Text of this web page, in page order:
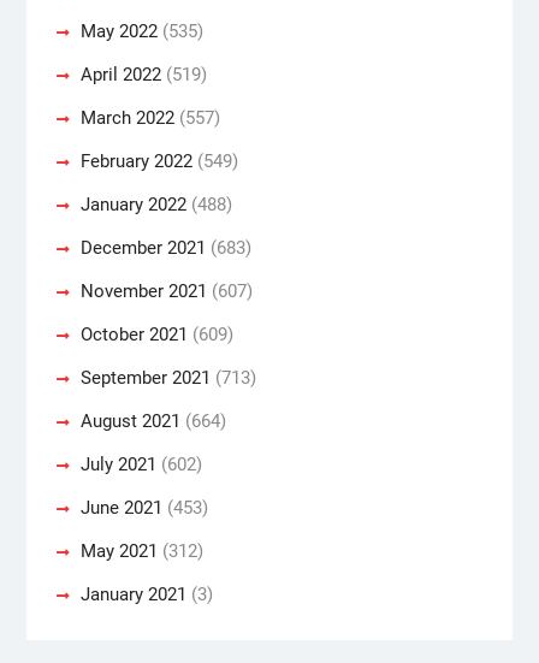
May 2022(535)
April 2022(519)
March 2022(557)
February 2022(549)
January 2022(488)
December 2021 (683)
November 2021 (607)
October 2021 (609)
September 2021 (713)
August 2021 (664)
July 2021 (602)
June 2021 (453)
May 2021 (312)
January 2021 (3)